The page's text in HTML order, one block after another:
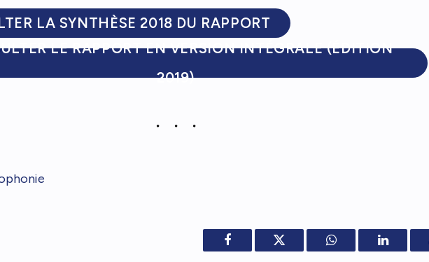
LA SYNTHÈSE 2018 DU RAPPORT
LE RAPPORT EN VERSION INTÉGRALE (ÉDITION
2019)
Facebook Twitter WhatsAppLinkedIn